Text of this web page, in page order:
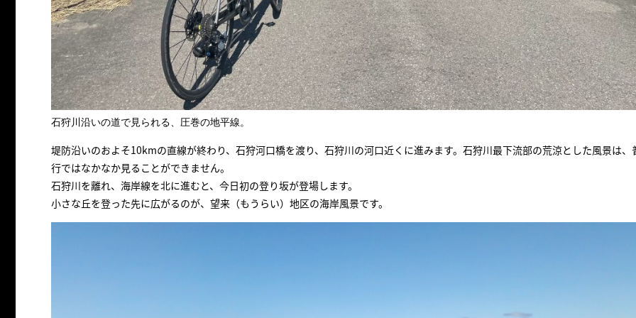
石狩川沿いの道で見られる、圧巻の地平線。
堤防沿いのおよそ10kmの直線が終わり、石狩河口橋を渡り、石狩川の河口近くに進みます。石狩川最下流部の荒涼とした風景は、
行ではなかなか見ることができません。
石狩川を離れ、海岸線を北に進むと、今日初の登り坂が登場します。
小さな丘を登った先に広がるのが、望来（もうらい）地区の海岸風景です。